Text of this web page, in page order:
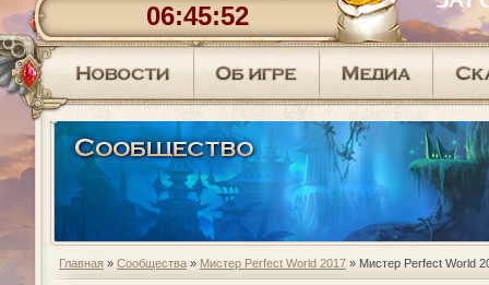
06:45:51
АКТИВНОСТИ НА КАПЕЛЛЕ
Главная » Сообщества » Мистер Perfect World 2017 » Мистер Perfect World